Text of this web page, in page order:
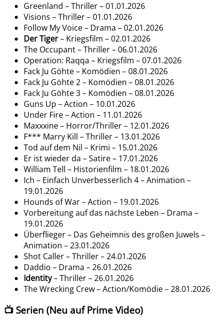
Greenland – Thriller – 01.01.2026
Visions – Thriller – 01.01.2026
Follow My Voice – Drama – 02.01.2026
Der Tiger– Kriegsfilm – 02.01.2026
The Occupant – Thriller – 06.01.2026
Operation: Raqqa – Kriegsfilm – 07.01.2026
Fack Ju Göhte – Komödien – 08.01.2026
Fack Ju Göhte 2 – Komödien – 08.01.2026
Fack Ju Göhte 3 – Komödien – 08.01.2026
Guns Up – Action – 10.01.2026
Under Fire – Action – 11.01.2026
Maxxxine – Horror/Thriller – 12.01.2026
F*** Marry Kill – Thriller – 13.01.2026
Tod auf dem Nil – Krimi – 15.01.2026
Er ist wieder da – Satire – 17.01.2026
William Tell – Historienfilm – 18.01.2026
Ich – Einfach Unverbesserlich 4 – Animation –
19.01.2026
Hounds of War – Action – 19.01.2026
Vorbereitung auf das nächste Leben – Drama –
19.01.2026
Überflieger – Das Geheimnis des großen Juwels –
Animation – 23.01.2026
Shot Caller – Thriller – 24.01.2026
Daddio – Drama – 26.01.2026
Identity– Thriller – 26.01.2026
The Wrecking Crew – Action/Komödie – 28.01.2026
📺 Serien (Neu auf Prime Video)